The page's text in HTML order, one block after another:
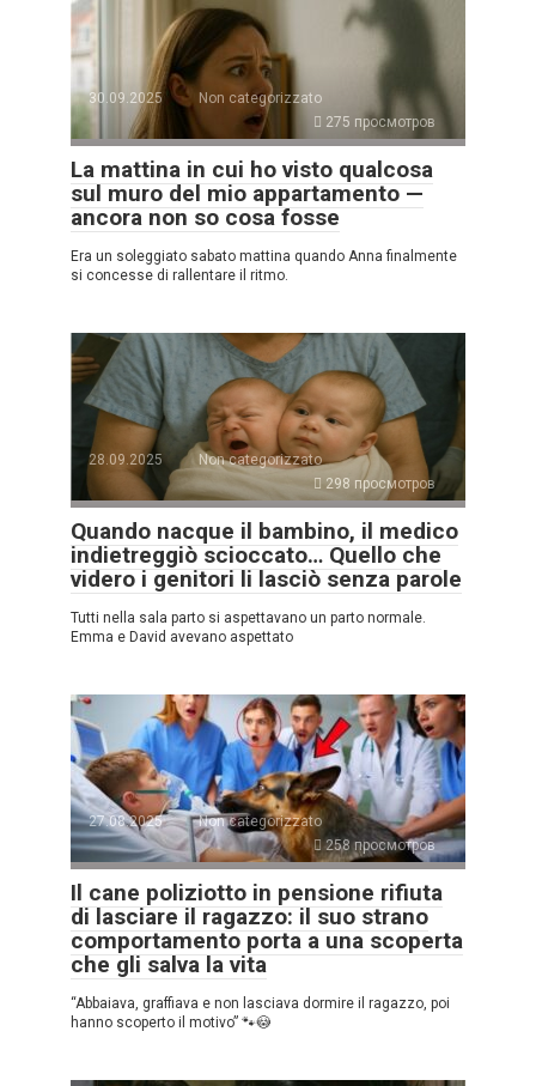
30.09.2025
Non categorizzato
275 просмотров
La mattina in cui ho visto qualcosa
sul muro del mio appartamento —
ancora non so cosa fosse
Era un soleggiato sabato mattina quando Anna finalmente
si concesse di rallentare il ritmo.
28.09.2025
Non categorizzato
298 просмотров
Quando nacque il bambino, il medico
indietreggiò scioccato… Quello che
videro i genitori li lasciò senza parole
Tutti nella sala parto si aspettavano un parto normale.
Emma e David avevano aspettato
27.08.2025
Non categorizzato
258 просмотров
Il cane poliziotto in pensione rifiuta
di lasciare il ragazzo: il suo strano
comportamento porta a una scoperta
che gli salva la vita
“Abbaiava, graffiava e non lasciava dormire il ragazzo, poi
hanno scoperto il motivo” 🐾😳